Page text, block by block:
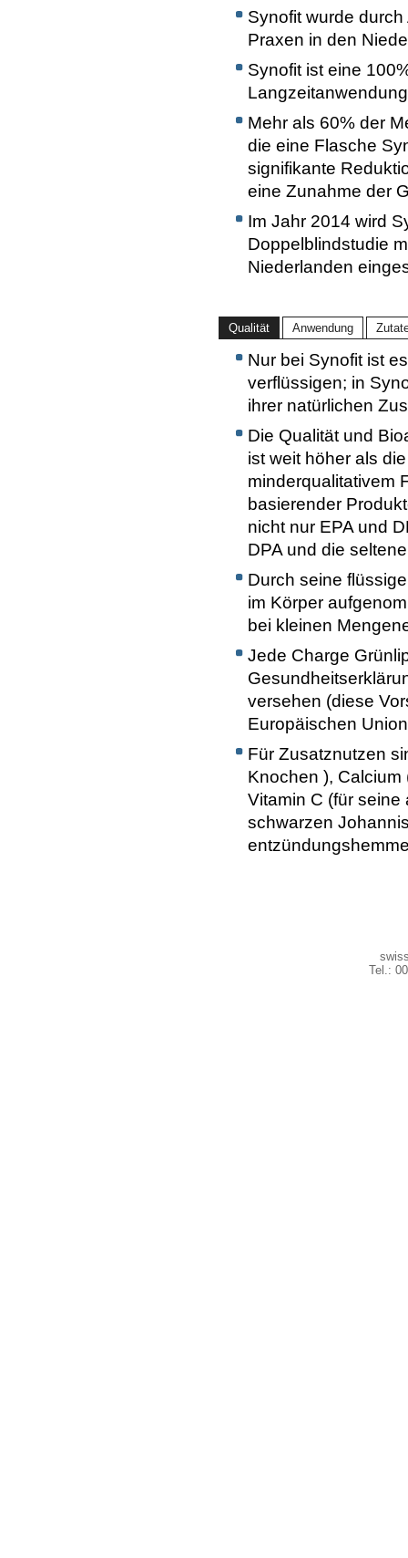
Synofit wurde
Praxen in den
Synofit ist eine
Mehr als 60% der
die eine Flasche
signifikante
eine Zunahme der
Im Jahr 2014 wird
Doppelblindstudie
Niederlanden
Qualität Anwendung
Nur bei Synofit ist
verflüssigen; in
ihrer natürlichen
Die Qualität und
ist weit höher als
minderqualitativem
basierender
nicht nur EPA und
DPA und die
Durch seine
im Körper
bei kleinen
Jede Charge
versehen (diese
Europäischen
Für Zusatznutzen
Knochen ),
Vitamin C (für seine
schwarzen
Tel.: